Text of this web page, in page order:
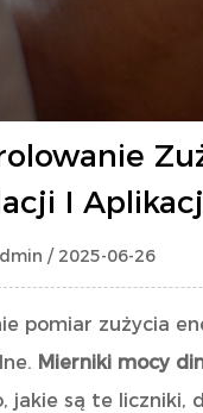
I
/ 2025-06-26
pomiar zużycia
Mierniki mocy
jakie są te liczniki,